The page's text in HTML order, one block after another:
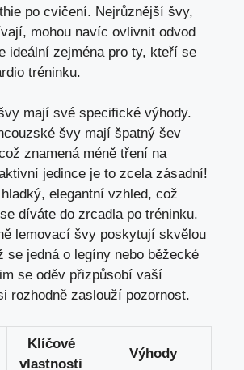
po cvičení. Nejrůznější švy,
mohou navíc ovlivnit odvod
ideální zejména pro ty, kteří se
tréninku.
mají své specifické výhody.
švy mají špatný šev
znamená méně tření na
jedince je to zcela zásadní!
elegantní vzhled, což
díváte do zrcadla po tréninku.
lemovací švy poskytují skvělou
se jedná o legíny nebo běžecké
se oděv přizpůsobí vaší
rozhodně zaslouží pozornost.
Klíčové
vlastnosti
Výhody